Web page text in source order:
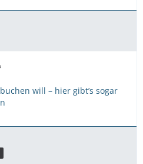
will – hier gibt’s sogar